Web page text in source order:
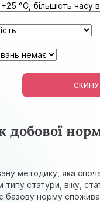
добової
методику, яка
статури, віку,
базову норму